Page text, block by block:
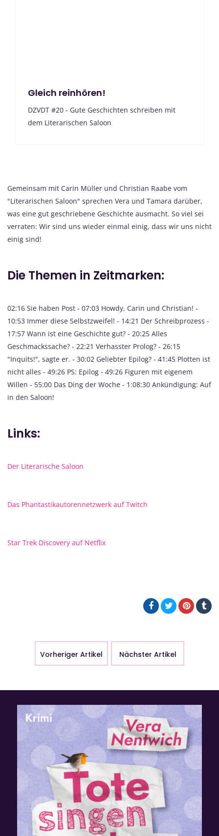
Gleich reinhören!
DZVDT #20 - Gute Geschichten schreiben mit
dem Literarischen Saloon
Gemeinsam mit Carin Müller und Christian Raabe vom
"Literarischen Saloon" sprechen Vera und Tamara darüber,
was eine gut geschriebene Geschichte ausmacht. So viel sei
verraten: Wir sind uns wieder einmal einig, dass wir uns nicht
einig sind!
Die Themen in Zeitmarken:
02:16 Sie haben Post - 07:03 Howdy, Carin und Christian! -
10:53 Immer diese Selbstzweifel! - 14:21 Der Schreibprozess -
17:57 Wann ist eine Geschichte gut? - 20:25 Alles
Geschmackssache? - 22:21 Verhasster Prolog? - 26:15
"Inquits!", sagte er. - 30:02 Geliebter Epilog? - 41:45 Plotten ist
nicht alles - 49:26 PS: Epilog - 49:26 Figuren mit eigenem
Willen - 55:00 Das Ding der Woche - 1:08:30 Ankündigung: Auf
in den Saloon!
Links:
Der Literarische Saloon
Das Phantastikautorennetzwerk auf Twitch
Star Trek Discovery auf Netflix
Vorheriger Artikel Nächster Artikel